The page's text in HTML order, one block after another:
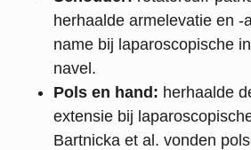
herhaalde armelevatie en -
name bij laparoscopische
navel.
Pols en hand: herhaalde
extensie bij
Bartnicka et al. vonden